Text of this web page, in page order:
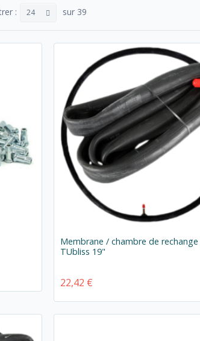
: 24 sur 39
Membrane / chambre de
TUbliss 19"
22,42 €